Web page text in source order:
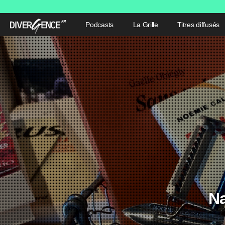
Podcasts La Grille Titres diffusés